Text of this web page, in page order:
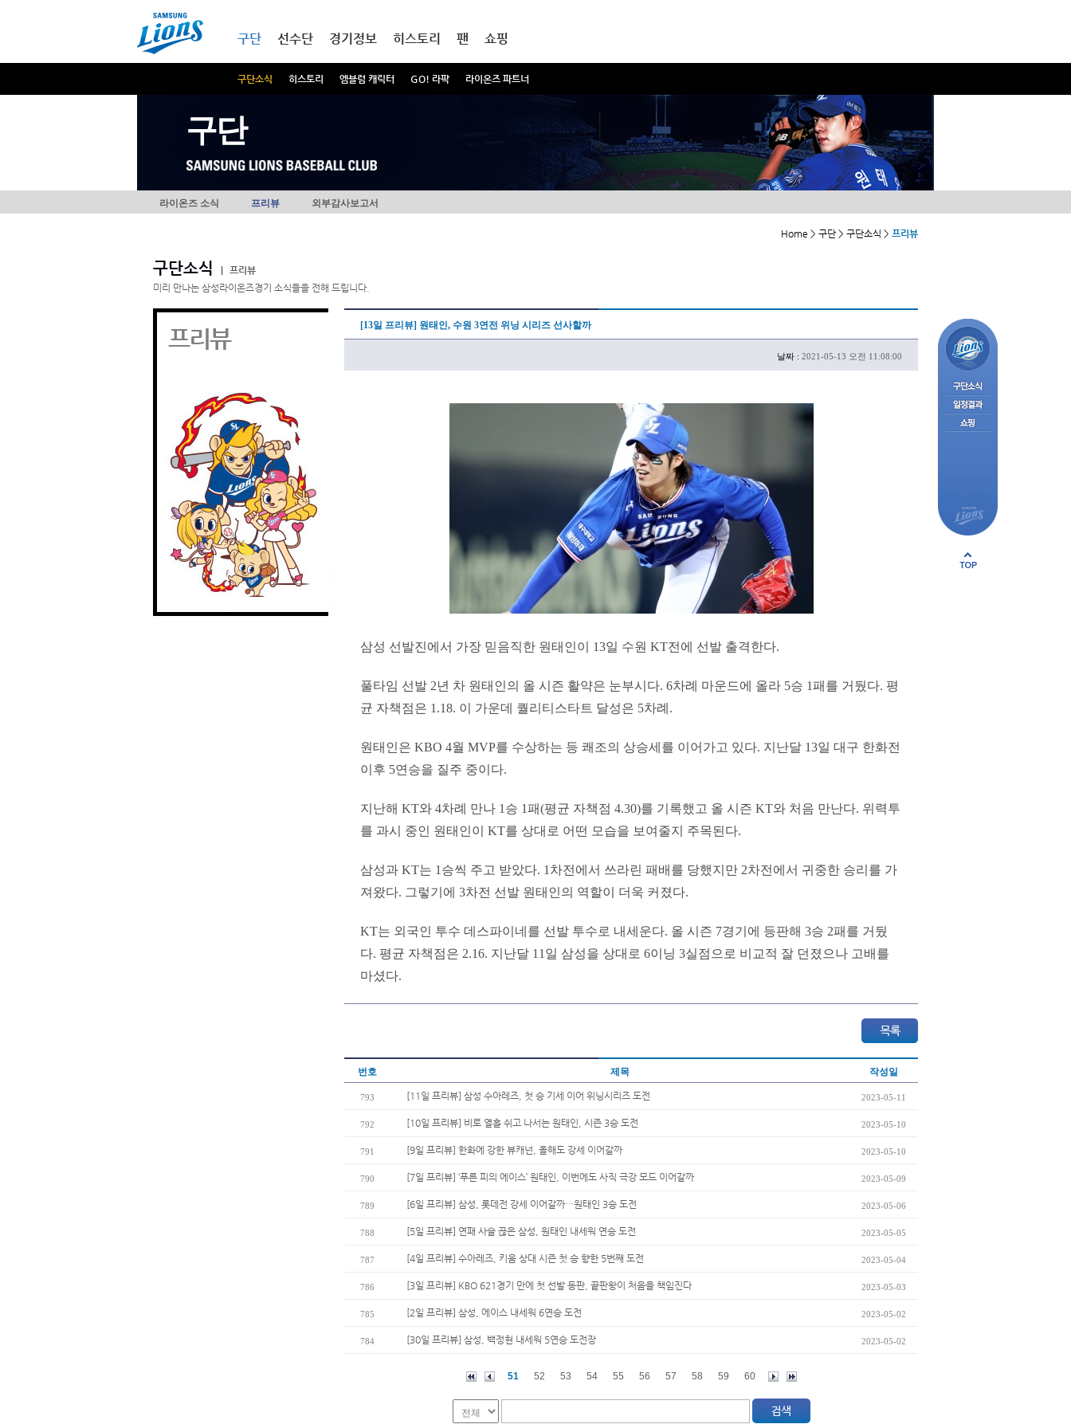
구단
구단소식 히스토리 엠블럼 캐릭터 GO! 라팍 라이온즈 파트너
선수단 경기정보 히스토리 팬 쇼핑
구단
라이온즈 소식 프리뷰 외부감사보고서
Home > 구단 > 구단소식 > 프리뷰
구단소식
프리뷰
미리 만나는 삼성라이온즈경기 소식들을 전해 드립니다.
프리뷰 [13일 프리뷰] 원태인, 수원 3연전 위닝 시리즈 선사할까
날짜 : 2021-05-13 오전 11:08:00
삼성 선발진에서 가장 믿음직한 원태인이 13일 수원 KT전에 선발 출격한다.
풀타임 선발 2년 차 원태인의 올 시즌 활약은 눈부시다. 6차례 마운드에 올라 5승 1패를 거뒀다. 평
균 자책점은 1.18. 이 가운데 퀄리티스타트 달성은 5차례.
원태인은 KBO 4월 MVP를 수상하는 등 쾌조의 상승세를 이어가고 있다. 지난달 13일 대구 한화전
이후 5연승을 질주 중이다.
지난해 KT와 4차례 만나 1승 1패(평균 자책점 4.30)를 기록했고 올 시즌 KT와 처음 만난다. 위력투
를 과시 중인 원태인이 KT를 상대로 어떤 모습을 보여줄지 주목된다.
삼성과 KT는 1승씩 주고 받았다. 1차전에서 쓰라린 패배를 당했지만 2차전에서 귀중한 승리를 가
져왔다. 그렇기에 3차전 선발 원태인의 역할이 더욱 커졌다.
KT는 외국인 투수 데스파이네를 선발 투수로 내세운다. 올 시즌 7경기에 등판해 3승 2패를 거뒀
다. 평균 자책점은 2.16. 지난달 11일 삼성을 상대로 6이닝 3실점으로 비교적 잘 던졌으나 고배를
마셨다.
번호 제목 작성일
793 [11일 프리뷰] 삼성 수아레즈, 첫 승 기세 이어 위닝시리즈 도전 2023-05-11
792 [10일 프리뷰] 비로 열흘 쉬고 나서는 원태인, 시즌 3승 도전 2023-05-10
791 [9일 프리뷰] 한화에 강한 뷰캐넌, 올해도 강세 이어갈까 2023-05-10
790 [7일 프리뷰] ‘푸른 피의 에이스’ 원태인, 이번에도 사직 극강 모드 이어갈까 2023-05-09
789 [6일 프리뷰] 삼성, 롯데전 강세 이어갈까…원태인 3승 도전 2023-05-06
788 [5일 프리뷰] 연패 사슬 끊은 삼성, 원태인 내세워 연승 도전 2023-05-05
787 [4일 프리뷰] 수아레즈, 키움 상대 시즌 첫 승 향한 5번째 도전 2023-05-04
786 [3일 프리뷰] KBO 621경기 만에 첫 선발 등판, 끝판왕이 처음을 책임진다 2023-05-03
785 [2일 프리뷰] 삼성, 에이스 내세워 6연승 도전 2023-05-02
784 [30일 프리뷰] 삼성, 백정현 내세워 5연승 도전장 2023-05-02
51 52 53 54 55 56 57 58 59 60